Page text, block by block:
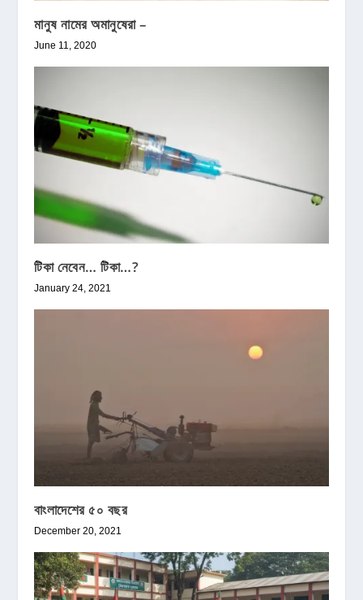
মানুষ নামের অমানুষেরা –
June 11, 2020
টিকা নেবেন… টিকা…?
January 24, 2021
বাংলাদেশের ৫০ বছর
December 20, 2021